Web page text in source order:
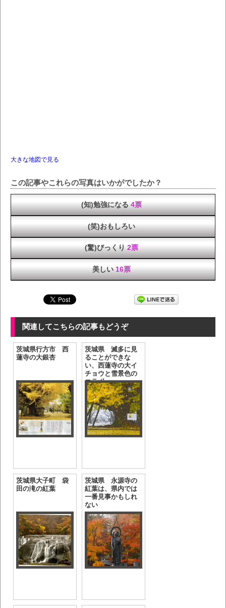
大きな地図で見る
この記事やこれらの写真はいかがでしたか？
(知)勉強になる 4票
(笑)おもしろい
(驚)びっくり 2票
美しい 16票
関連してこちらの記事もどうぞ
茨城県行方市 西
蓮寺の大銀杏
茨城県 滅多に見
ることができな
い、西蓮寺の大イ
チョウと雪景色の
コラボ
茨城県大子町 袋
田の滝の紅葉
茨城県 永源寺の
紅葉は、県内では
一番見事かもしれ
ない